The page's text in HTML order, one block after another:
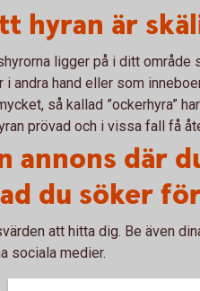
hyran är
ligger på i ditt område
i andra hand eller som
så kallad ”ockerhyra”
prövad och i vissa fall få
annons där
du söker
att hitta dig. Be även
sociala medier.